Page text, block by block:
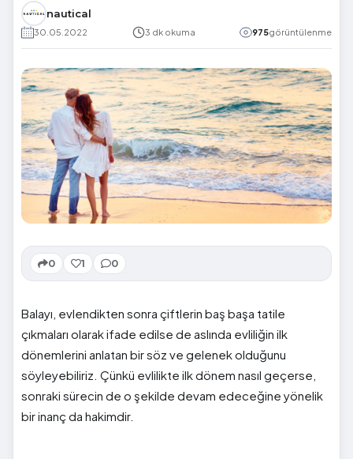
nautical
30.05.2022 3 dk okuma 975görüntülenme
0 1 0
Balayı, evlendikten sonra çiftlerin baş başa tatile
çıkmaları olarak ifade edilse de aslında evliliğin ilk
dönemlerini anlatan bir söz ve gelenek olduğunu
söyleyebiliriz. Çünkü evlilikte ilk dönem nasıl geçerse,
sonraki sürecin de o şekilde devam edeceğine yönelik
bir inanç da hakimdir.